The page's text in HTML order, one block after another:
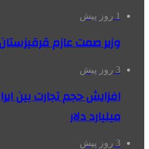
1 روز پیش
وزیر صمت عازم
3 روز پیش
میلیارد دلار
3 روز پیش